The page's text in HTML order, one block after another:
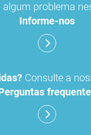
algum problema
Informe-nos
Consulte a